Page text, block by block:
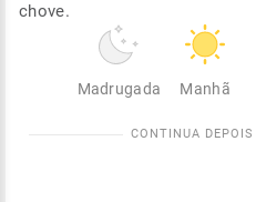
chove.
Madrugada Manhã